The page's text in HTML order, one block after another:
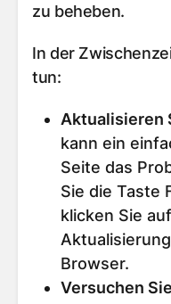
zu beheben.
In der
tun:
Aktualisieren
kann ein
Seite das
Sie die Taste
klicken Sie
Browser.
Versuchen